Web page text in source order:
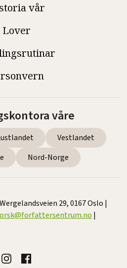
vår
Lover
våre
Vestlandet
Nord-Norge
29, 0167 Oslo |
|